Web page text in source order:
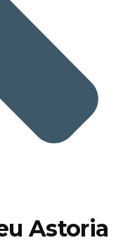
Astoria